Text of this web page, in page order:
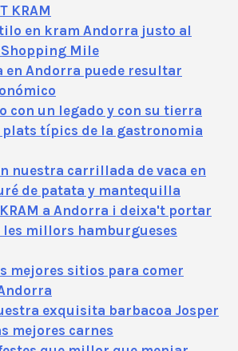
KRAM
en kram Andorra justo al
Shopping Mile
en Andorra puede resultar
con un legado y con su tierra
plats típics de la gastronomia
nuestra carrillada de vaca en
de patata y mantequilla
a Andorra i deixa't portar
les millors hamburgueses
mejores sitios para comer
exquisita barbacoa Josper
mejores carnes